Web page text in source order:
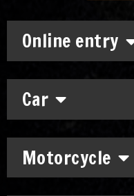
Online entry
Car
Motorcycle